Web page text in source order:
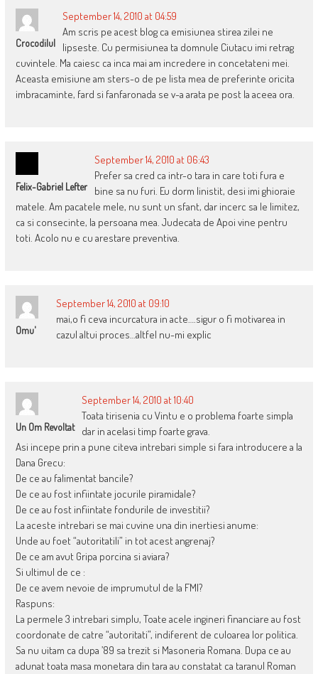
Crocodilul
September 14, 2010 at 04:59
Am scris pe acest blog ca emisiunea stirea zilei ne
lipseste. Cu permisiunea ta domnule Ciutacu imi retrag
cuvintele. Ma caiesc ca inca mai am incredere in concetateni mei.
Aceasta emisiune am sters-o de pe lista mea de preferinte oricita
imbracaminte, fard si fanfaronada se v-a arata pe post la aceea ora.
Felix-Gabriel Lefter
September 14, 2010 at 06:43
Prefer sa cred ca intr-o tara in care toti fura e
bine sa nu furi. Eu dorm linistit, desi imi ghioraie
matele. Am pacatele mele, nu sunt un sfant, dar incerc sa le limitez,
ca si consecinte, la persoana mea. Judecata de Apoi vine pentru
toti. Acolo nu e cu arestare preventiva.
Omu'
September 14, 2010 at 09:10
mai,o fi ceva incurcatura in acte….sigur o fi motivarea in
cazul altui proces…altfel nu-mi explic
Un Om Revoltat
September 14, 2010 at 10:40
Toata tirisenia cu Vintu e o problema foarte simpla
dar in acelasi timp foarte grava.
Asi incepe prin a pune citeva intrebari simple si fara introducere a la
Dana Grecu:
De ce au falimentat bancile?
De ce au fost infiintate jocurile piramidale?
De ce au fost infiintate fondurile de investitii?
La aceste intrebari se mai cuvine una din inertiesi anume:
Unde au foet “autoritatili” in tot acest angrenaj?
De ce am avut Gripa porcina si aviara?
Si ultimul de ce :
De ce avem nevoie de imprumutul de la FMI?
Raspuns:
La permele 3 intrebari simplu, Toate acele ingineri financiare au fost
coordonate de catre “autoritati”, indiferent de culoarea lor politica.
Sa nu uitam ca dupa ’89 sa trezit si Masoneria Romana. Dupa ce au
adunat toata masa monetara din tara au constatat ca taranul Roman